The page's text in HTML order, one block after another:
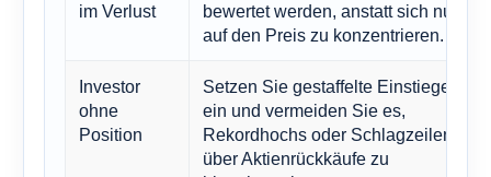
im Verlust
bewertet werden, anstatt sich nur
auf den Preis zu konzentrieren.
Investor
ohne
Position
Setzen Sie gestaffelte Einstiege
ein und vermeiden Sie es,
Rekordhochs oder Schlagzeilen
über Aktienrückkäufe zu